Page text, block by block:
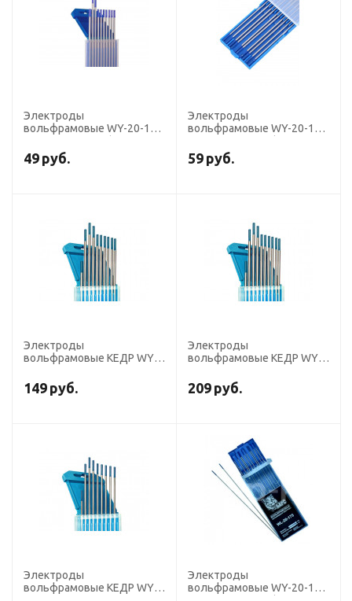
Электроды
вольфрамовые WY-20-175
тёмно-синие), для ручной
сварки
49 руб.
Электроды
вольфрамовые WY-20-175
тёмно-синие), для ручной
сварки
59 руб.
Электроды
вольфрамовые КЕДР WY-
(темно-синий) DC
149 руб.
Электроды
вольфрамовые КЕДР WY-
(темно-синий) DC
209 руб.
Электроды
вольфрамовые КЕДР WY-
Электроды
вольфрамовые WY-20-175